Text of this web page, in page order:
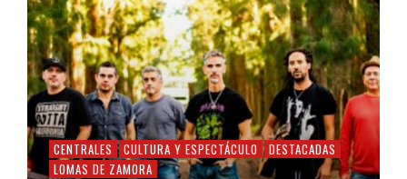
CENTRALES CULTURA Y ESPECTÁCULO
DESTACADAS
LOMAS DE ZAMORA